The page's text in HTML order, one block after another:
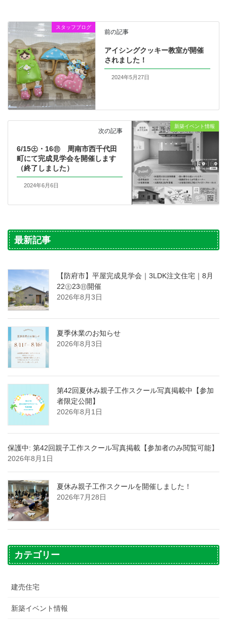
スタッフブログ
前の記事
アイシングクッキー教室が開催
されました！
2024年5月27日
新築イベント情報
次の記事
6/15㊏・16㊐ 周南市西千代田
町にて完成見学会を開催します
（終了しました）
2024年6月6日
最新記事
【防府市】平屋完成見学会｜3LDK注文住宅｜8月
22㊏23㊐開催
2026年8月3日
夏季休業のお知らせ
2026年8月3日
第42回夏休み親子工作スクール写真掲載中【参加
者限定公開】
2026年8月1日
保護中: 第42回親子工作スクール写真掲載【参加者のみ閲覧可能】
2026年8月1日
夏休み親子工作スクールを開催しました！
2026年7月28日
カテゴリー
建売住宅
新築イベント情報